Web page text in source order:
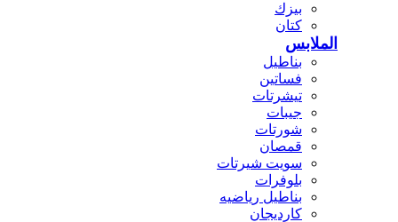
بيزك
كتان
الملابس
بناطيل
فساتين
تيشرتات
جيبات
شورتات
قمصان
سويت شيرتات
بلوفرات
بناطيل رياضيه
كارديجان